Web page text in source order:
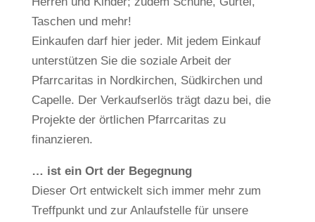
Taschen und mehr!
Einkaufen darf hier jeder. Mit jedem Einkauf
unterstützen Sie die soziale Arbeit der
Pfarrcaritas in Nordkirchen, Südkirchen und
Capelle. Der Verkaufserlös trägt dazu bei, die
Projekte der örtlichen Pfarrcaritas zu
finanzieren.
… ist ein Ort der Begegnung
Dieser Ort entwickelt sich immer mehr zum
Treffpunkt und zur Anlaufstelle für unsere